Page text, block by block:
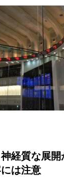
経質な展
は注意